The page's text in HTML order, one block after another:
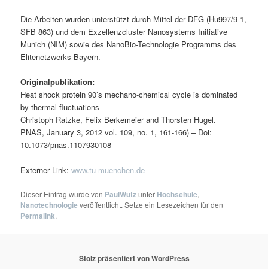
Die Arbeiten wurden unterstützt durch Mittel der DFG (Hu997/9-1,
SFB 863) und dem Exzellenzcluster Nanosystems Initiative
Munich (NIM) sowie des NanoBio-Technologie Programms des
Elitenetzwerks Bayern.
Originalpublikation:
Heat shock protein 90’s mechano-chemical cycle is dominated
by thermal fluctuations
Christoph Ratzke, Felix Berkemeier and Thorsten Hugel.
PNAS, January 3, 2012 vol. 109, no. 1, 161-166) – Doi:
10.1073/pnas.1107930108
Externer Link:www.tu-muenchen.de
Dieser Eintrag wurde von PaulWutzunter Hochschule,
Nanotechnologie veröffentlicht. Setze ein Lesezeichen für den
Permalink.
Stolz präsentiert von WordPress